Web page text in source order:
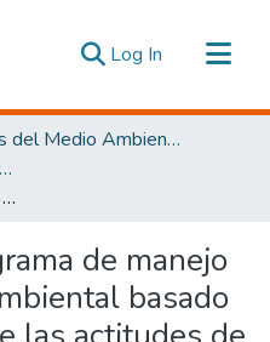
Log In (current)
Ciencias del Medio Ambiente
Maestria en Biodiversidad y Cambio Climático
Diseño de un programa de manejo de conservación ambiental basado en la evaluación de las actitudes de las comunidades de los bofedales de la Reserva de Producción de Fauna Chimborazo
de manejo
basado